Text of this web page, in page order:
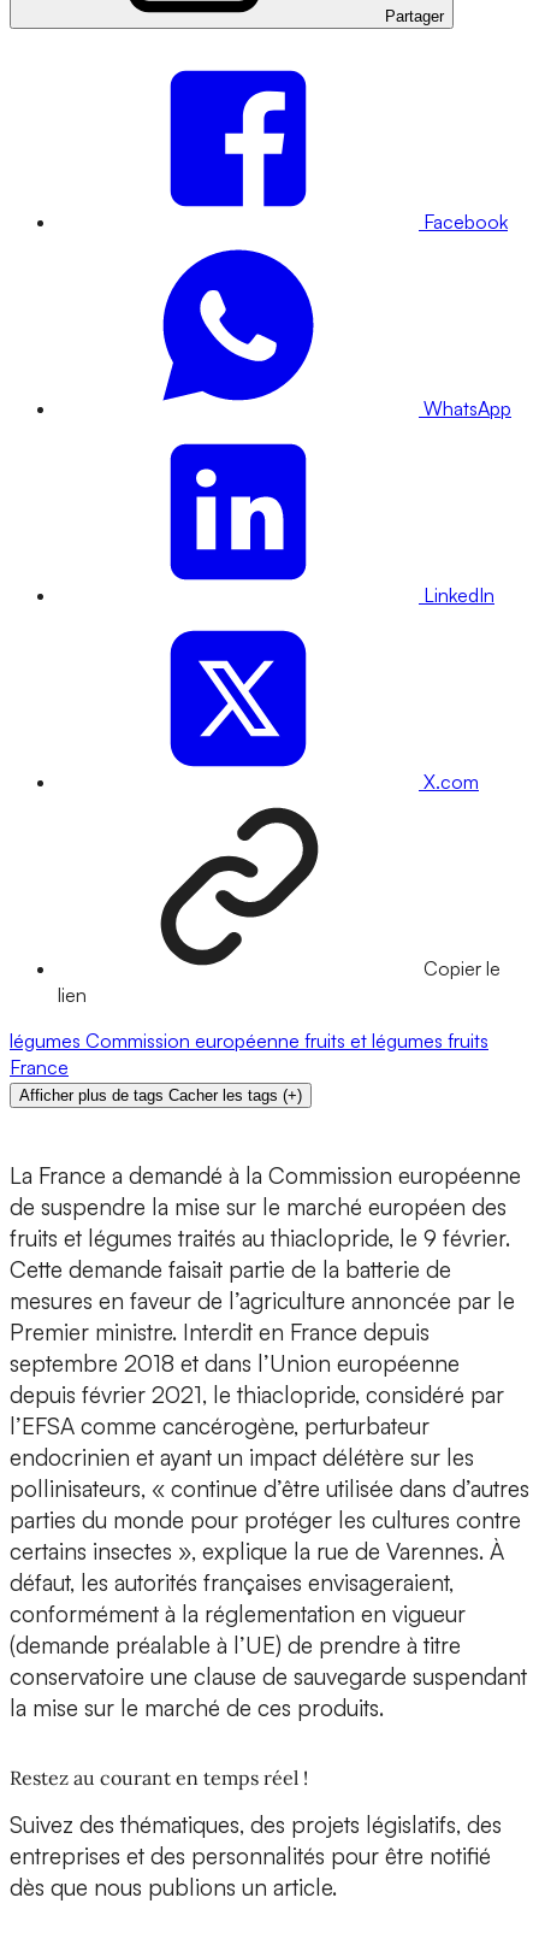
Partager
Facebook
WhatsApp
LinkedIn
X.com
Copier le
lien
légumes Commission européenne fruits et légumes fruits
France
Afficher plus de tags Cacher les tags (+)
La France a demandé à la Commission européenne
de suspendre la mise sur le marché européen des
fruits et légumes traités au thiaclopride, le 9 février.
Cette demande faisait partie de la batterie de
mesures en faveur de l’agriculture annoncée par le
Premier ministre. Interdit en France depuis
septembre 2018 et dans l’Union européenne
depuis février 2021, le thiaclopride, considéré par
l’EFSA comme cancérogène, perturbateur
endocrinien et ayant un impact délétère sur les
pollinisateurs, « continue d’être utilisée dans d’autres
parties du monde pour protéger les cultures contre
certains insectes », explique la rue de Varennes. À
défaut, les autorités françaises envisageraient,
conformément à la réglementation en vigueur
(demande préalable à l’UE) de prendre à titre
conservatoire une clause de sauvegarde suspendant
la mise sur le marché de ces produits.
Restez au courant en temps réel !
Suivez des thématiques, des projets législatifs, des
entreprises et des personnalités pour être notifié
dès que nous publions un article.